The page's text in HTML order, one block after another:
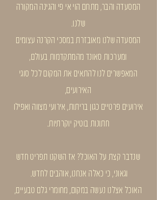
המסעדה והבר, מתחם הוי אי פי והגינה המקורה
שלנו.
המסעדה שלנו מאובזרת במסכי הקרנה עצומים
ומערכות סאונד מהמתקדמות בעולם,
המאפשרים לנו להתאים את המקום לכל סוגי
האירועים,
אירועים פרטיים כגון בריתות, אירועי מצווה ואפילו
חתונות בוטיק יוקרתיות.
שנדבר קצת על האוכל? אז השקנו תפריט חדש
וגאוני, כי כאלה אנחנו, אוהבים לחדש.
האוכל אצלנו נעשה במקום, מחומרי גלם טבעיים,